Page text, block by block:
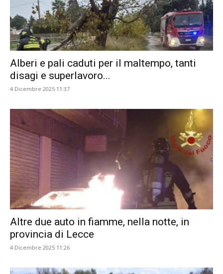
Alberi e pali caduti per il maltempo, tanti
disagi e superlavoro...
4 Dicembre 2025 11:37
Altre due auto in fiamme, nella notte, in
provincia di Lecce
4 Dicembre 2025 11:26